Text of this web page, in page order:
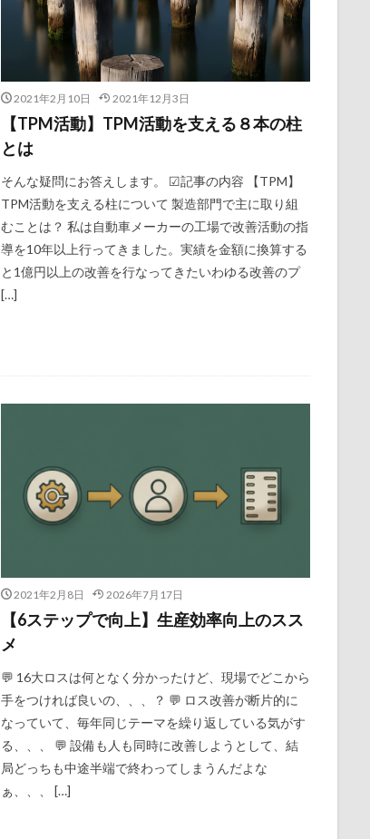
2021年2月10日 2021年12月3日
【TPM活動】TPM活動を支える８本の柱
とは
そんな疑問にお答えします。 ☑記事の内容 【TPM】
TPM活動を支える柱について 製造部門で主に取り組
むことは？ 私は自動車メーカーの工場で改善活動の指
導を10年以上行ってきました。実績を金額に換算する
と1億円以上の改善を行なってきたいわゆる改善のプ
[…]
2021年2月8日 2026年7月17日
【6ステップで向上】生産効率向上のスス
メ
💬 16大ロスは何となく分かったけど、現場でどこから
手をつければ良いの、、、？ 💬 ロス改善が断片的に
なっていて、毎年同じテーマを繰り返している気がす
る、、、 💬 設備も人も同時に改善しようとして、結
局どっちも中途半端で終わってしまうんだよな
ぁ、、、 […]